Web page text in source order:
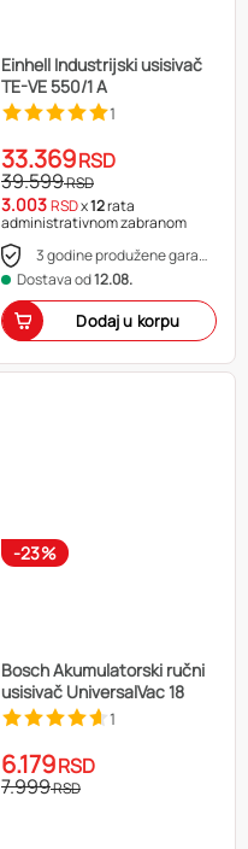
Einhell Industrijski usisivač
TE-VE 550/1 A
1
33.369RSD
39.599RSD
3.003RSDx12rata
administrativnom zabranom
3 godine produžene garancije
Dostava od12.08.
Dodaj u korpu
-23%
Bosch Akumulatorski ručni
usisivač UniversalVac 18
1
6.179RSD
7.999RSD